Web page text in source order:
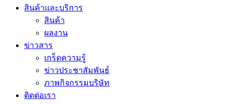
สินค้าและบริการ
สินค้า
ผลงาน
ข่าวสาร
เกร็ดความรู้
ข่าวประชาสัมพันธ์
ภาพกิจกรรมบริษัท
ติดต่อเรา